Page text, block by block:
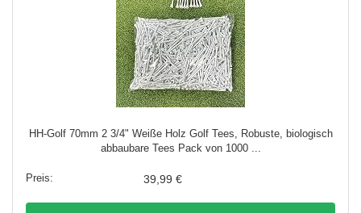
HH-Golf 70mm 2 3/4" Weiße Holz Golf Tees, Robuste, biologisch
abbaubare Tees Pack von 1000 ...
39,99 €